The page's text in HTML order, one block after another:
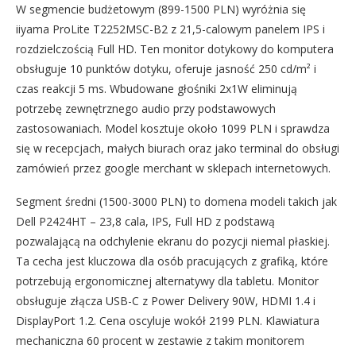
W segmencie budżetowym (899-1500 PLN) wyróżnia się
iiyama ProLite T2252MSC-B2 z 21,5-calowym panelem IPS i
rozdzielczością Full HD. Ten monitor dotykowy do komputera
obsługuje 10 punktów dotyku, oferuje jasność 250 cd/m² i
czas reakcji 5 ms. Wbudowane głośniki 2x1W eliminują
potrzebę zewnętrznego audio przy podstawowych
zastosowaniach. Model kosztuje około 1099 PLN i sprawdza
się w recepcjach, małych biurach oraz jako terminal do obsługi
zamówień przez google merchant w sklepach internetowych.
Segment średni (1500-3000 PLN) to domena modeli takich jak
Dell P2424HT – 23,8 cala, IPS, Full HD z podstawą
pozwalającą na odchylenie ekranu do pozycji niemal płaskiej.
Ta cecha jest kluczowa dla osób pracujących z grafiką, które
potrzebują ergonomicznej alternatywy dla tabletu. Monitor
obsługuje złącza USB-C z Power Delivery 90W, HDMI 1.4 i
DisplayPort 1.2. Cena oscyluje wokół 2199 PLN. Klawiatura
mechaniczna 60 procent w zestawie z takim monitorem